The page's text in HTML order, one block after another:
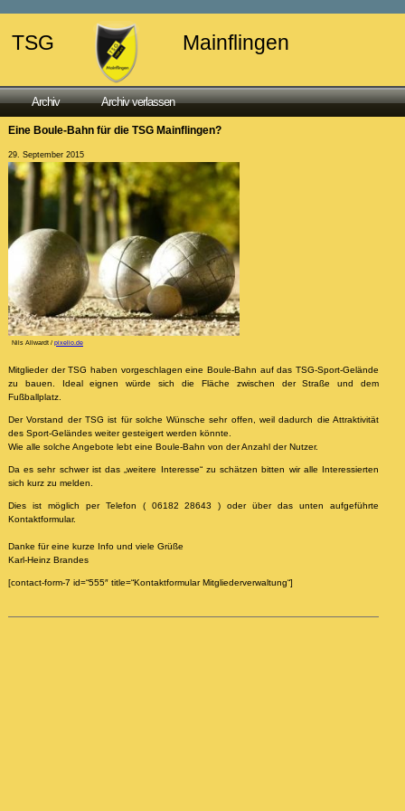
TSG Mainflingen
Archiv Archiv verlassen
Eine Boule-Bahn für die TSG Mainflingen?
29. September 2015
Nils Allwardt / pixelio.de
Mitglieder der TSG haben vorgeschlagen eine Boule-Bahn auf das TSG-Sport-Gelände
zu bauen. Ideal eignen würde sich die Fläche zwischen der Straße und dem
Fußballplatz.
Der Vorstand der TSG ist für solche Wünsche sehr offen, weil dadurch die Attraktivität
des Sport-Geländes weiter gesteigert werden könnte.
Wie alle solche Angebote lebt eine Boule-Bahn von der Anzahl der Nutzer.
Da es sehr schwer ist das „weitere Interesse“ zu schätzen bitten wir alle Interessierten
sich kurz zu melden.
Dies ist möglich per Telefon ( 06182 28643 ) oder über das unten aufgeführte
Kontaktformular.
Danke für eine kurze Info und viele Grüße
Karl-Heinz Brandes
[contact-form-7 id=“555″ title=“Kontaktformular Mitgliederverwaltung“]